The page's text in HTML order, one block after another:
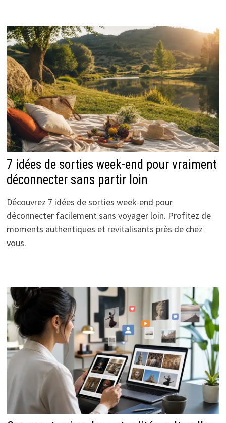
7 idées de sorties week-end pour vraiment
déconnecter sans partir loin
Découvrez 7 idées de sorties week-end pour
déconnecter facilement sans voyager loin. Profitez de
moments authentiques et revitalisants près de chez
vous.